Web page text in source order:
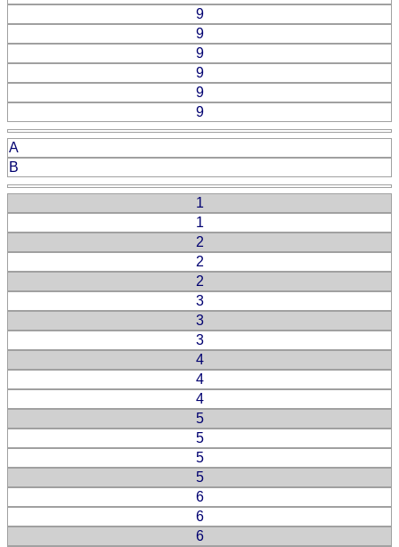
9
9
9
9
9
9
A
B
1
1
2
2
2
3
3
3
4
4
4
5
5
5
5
6
6
6